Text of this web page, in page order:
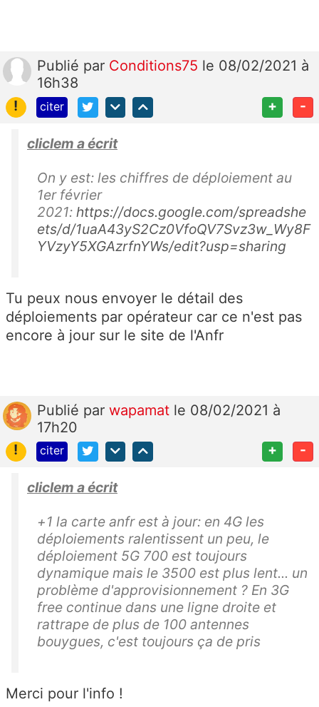
Publié par Conditions75 le 08/02/2021 à
16h38
!
citer + -
cliclem a écrit
On y est: les chiffres de déploiement au
1er février
2021: https://docs.google.com/spreadshe
ets/d/1uaA43yS2Cz0VfoQV7Svz3w_Wy8F
YVzyY5XGAzrfnYWs/edit?usp=sharing
Tu peux nous envoyer le détail des
déploiements par opérateur car ce n'est pas
encore à jour sur le site de l'Anfr
Publié par wapamat le 08/02/2021 à
17h20
!
citer + -
cliclem a écrit
+1 la carte anfr est à jour: en 4G les
déploiements ralentissent un peu, le
déploiement 5G 700 est toujours
dynamique mais le 3500 est plus lent... un
problème d'approvisionnement ? En 3G
free continue dans une ligne droite et
rattrape de plus de 100 antennes
bouygues, c'est toujours ça de pris
Merci pour l'info !